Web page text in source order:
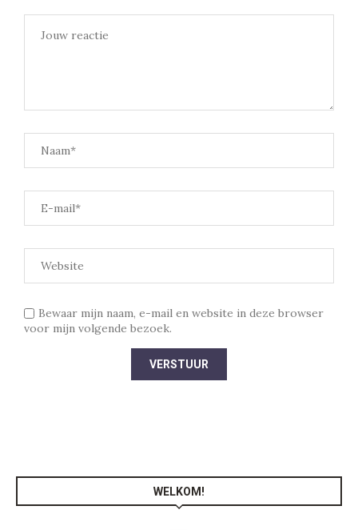
Bewaar mijn naam, e-mail en website in deze browser
voor mijn volgende bezoek.
WELKOM!